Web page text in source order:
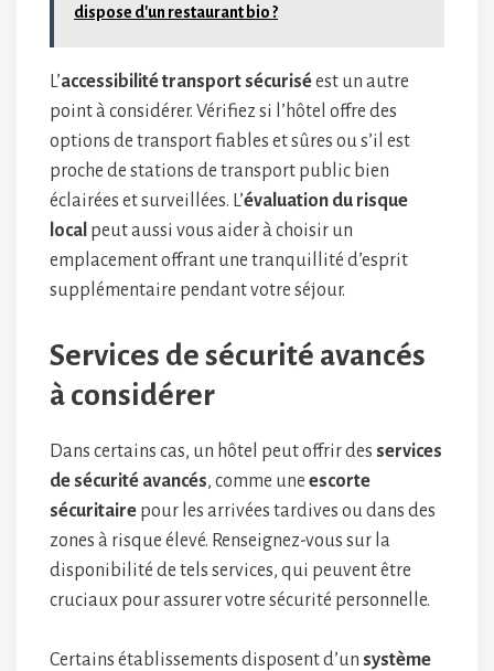
dispose d'un restaurant bio ?
L’accessibilité transport sécuriséest un autre
point à considérer. Vérifiez si l’hôtel offre des
options de transport fiables et sûres ou s’il est
proche de stations de transport public bien
éclairées et surveillées. L’évaluation du risque
local peut aussi vous aider à choisir un
emplacement offrant une tranquillité d’esprit
supplémentaire pendant votre séjour.
Services de sécurité avancés
à considérer
Dans certains cas, un hôtel peut offrir des services
de sécurité avancés, comme une escorte
sécuritaire pour les arrivées tardives ou dans des
zones à risque élevé. Renseignez-vous sur la
disponibilité de tels services, qui peuvent être
cruciaux pour assurer votre sécurité personnelle.
Certains établissements disposent d’un système